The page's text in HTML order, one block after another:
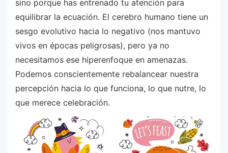
sino porque has entrenado tu atención para
equilibrar la ecuación. El cerebro humano tiene un
sesgo evolutivo hacia lo negativo (nos mantuvo
vivos en épocas peligrosas), pero ya no
necesitamos ese hiperenfoque en amenazas.
Podemos conscientemente rebalancear nuestra
percepción hacia lo que funciona, lo que nutre, lo
que merece celebración.